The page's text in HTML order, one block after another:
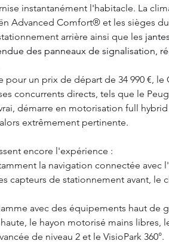
instantanément l'habitacle. La
Advanced Comfort® et les sièges
arrière ainsi que les
des panneaux de signalisation,
un prix de départ de 34 990 €, le
concurrents directs, tels que le
démarre en motorisation full hybrid
extrêmement pertinente.
encore l'expérience :
la navigation connectée avec
capteurs de stationnement avant, le
avec des équipements haut de
le hayon motorisé mains libres,
de niveau 2 et le VisioPark 360°.